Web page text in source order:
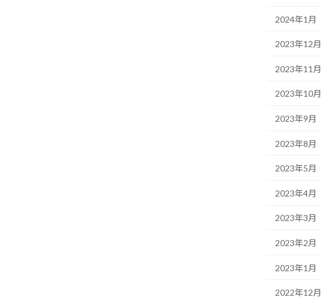
2024年1月
2023年12月
2023年11月
2023年10月
2023年9月
2023年8月
2023年5月
2023年4月
2023年3月
2023年2月
2023年1月
2022年12月